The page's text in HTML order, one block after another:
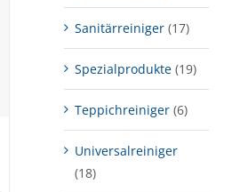
Sanitärreiniger (17)
Spezialprodukte (19)
Teppichreiniger (6)
Universalreiniger
(18)